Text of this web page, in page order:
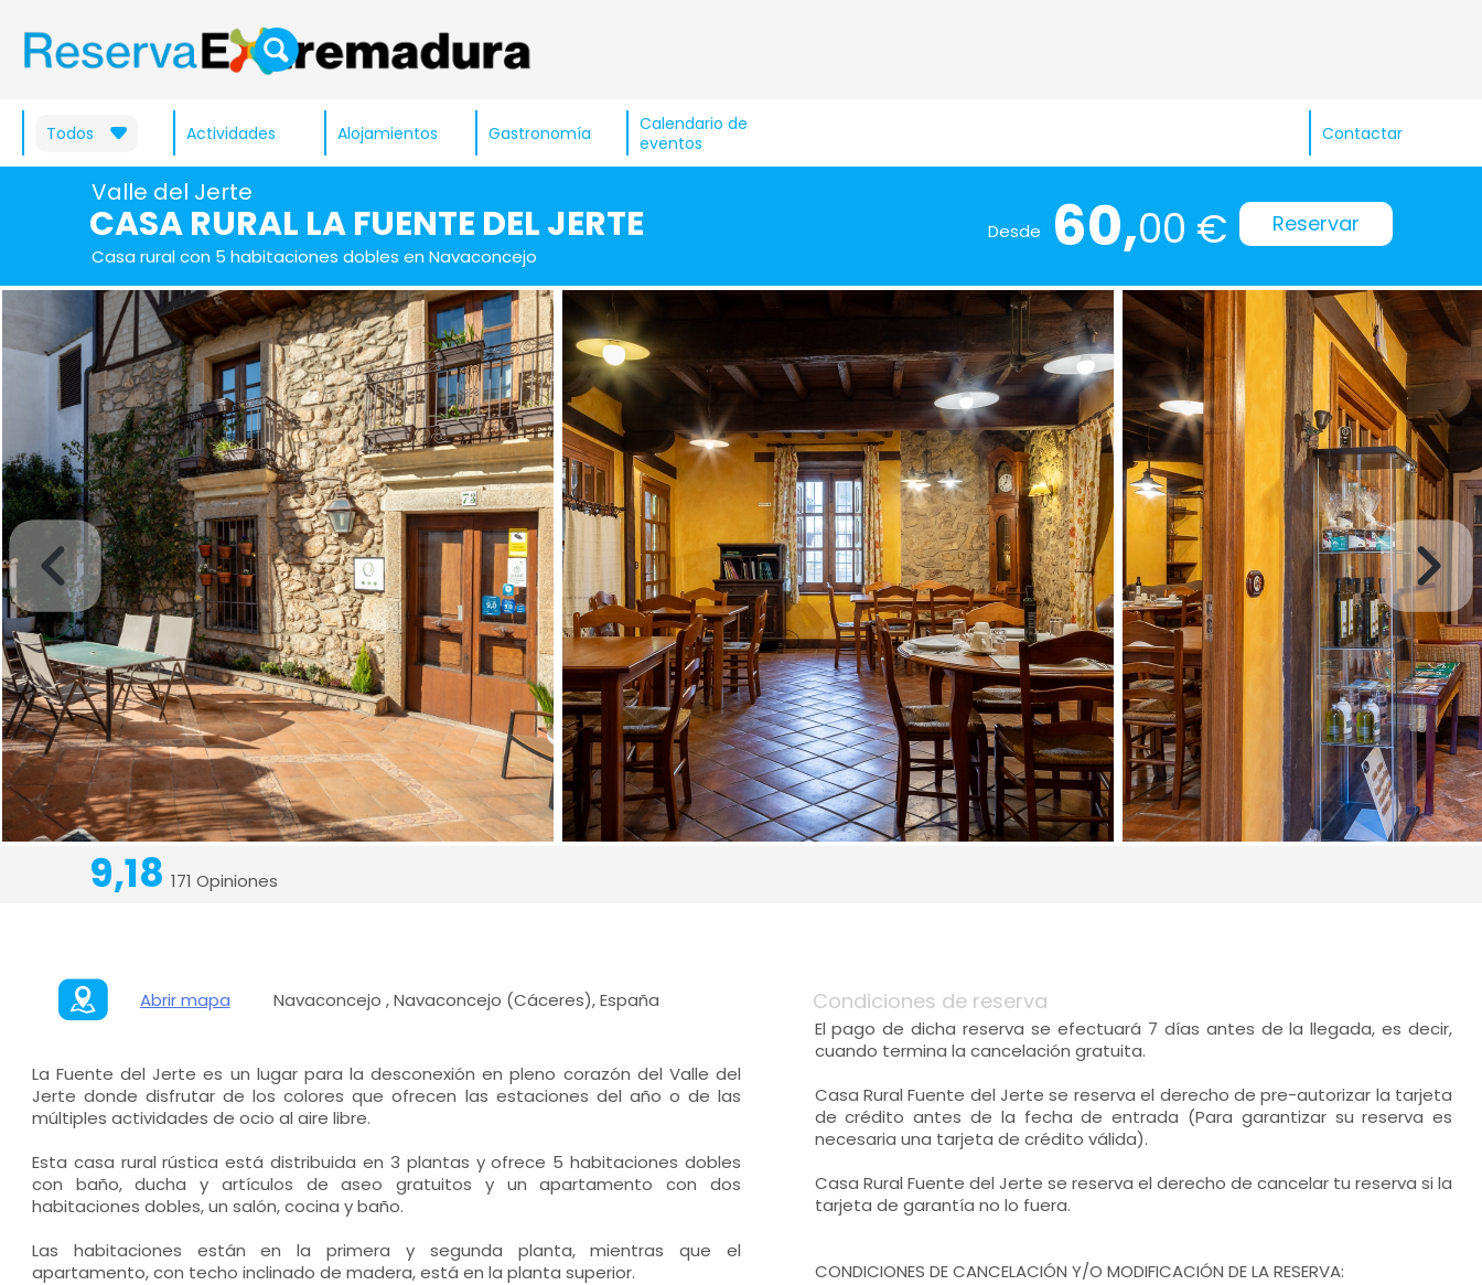
Todos Actividades Alojamientos Gastronomía
Calendario de
eventos
Contactar
Valle del Jerte
CASA RURAL LA FUENTE DEL JERTE
Casa rural con 5 habitaciones dobles en Navaconcejo
Desde 60,00 € Reservar
9,18 171 Opiniones
Abrir mapa Navaconcejo , Navaconcejo (Cáceres), España
La Fuente del Jerte es un lugar para la desconexión en pleno corazón del Valle del
Jerte donde disfrutar de los colores que ofrecen las estaciones del año o de las
múltiples actividades de ocio al aire libre.
Esta casa rural rústica está distribuida en 3 plantas y ofrece 5 habitaciones dobles
con baño, ducha y artículos de aseo gratuitos y un apartamento con dos
habitaciones dobles, un salón, cocina y baño.
Las habitaciones están en la primera y segunda planta, mientras que el
apartamento, con techo inclinado de madera, está en la planta superior.
Condiciones de reserva
El pago de dicha reserva se efectuará 7 días antes de la llegada, es decir,
cuando termina la cancelación gratuita.
Casa Rural Fuente del Jerte se reserva el derecho de pre-autorizar la tarjeta
de crédito antes de la fecha de entrada (Para garantizar su reserva es
necesaria una tarjeta de crédito válida).
Casa Rural Fuente del Jerte se reserva el derecho de cancelar tu reserva si la
tarjeta de garantía no lo fuera.
CONDICIONES DE CANCELACIÓN Y/O MODIFICACIÓN DE LA RESERVA: